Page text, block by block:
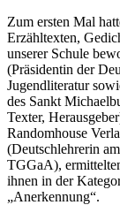
Zum ersten Mal
Erzähltexten,
unserer Schule
(Präsidentin der
Jugendliteratur
des Sankt
Texter,
Randomhouse
(Deutschlehrerin
TGGaA),
ihnen in der
„Anerkennung“.